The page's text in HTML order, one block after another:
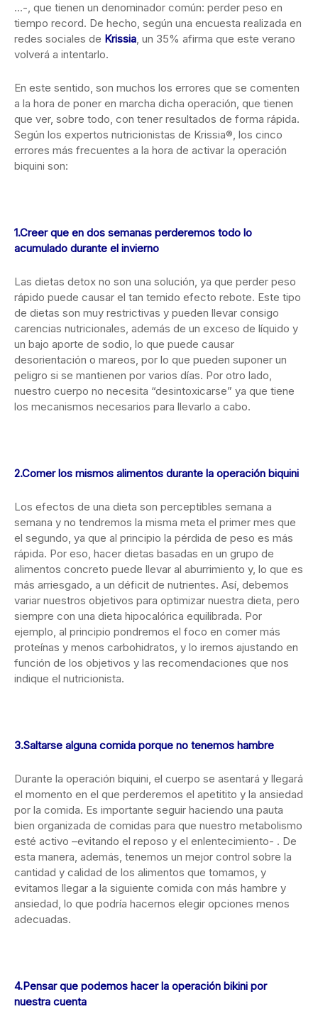
…-, que tienen un denominador común: perder peso en
tiempo record. De hecho, según una encuesta realizada en
redes sociales de Krissia, un 35% afirma que este verano
volverá a intentarlo.
En este sentido, son muchos los errores que se comenten
a la hora de poner en marcha dicha operación, que tienen
que ver, sobre todo, con tener resultados de forma rápida.
Según los expertos nutricionistas de Krissia®, los cinco
errores más frecuentes a la hora de activar la operación
biquini son:
1.Creer que en dos semanas perderemos todo lo
acumulado durante el invierno
Las dietas detox no son una solución, ya que perder peso
rápido puede causar el tan temido efecto rebote. Este tipo
de dietas son muy restrictivas y pueden llevar consigo
carencias nutricionales, además de un exceso de líquido y
un bajo aporte de sodio, lo que puede causar
desorientación o mareos, por lo que pueden suponer un
peligro si se mantienen por varios días. Por otro lado,
nuestro cuerpo no necesita “desintoxicarse” ya que tiene
los mecanismos necesarios para llevarlo a cabo.
2.Comer los mismos alimentos durante la operación biquini
Los efectos de una dieta son perceptibles semana a
semana y no tendremos la misma meta el primer mes que
el segundo, ya que al principio la pérdida de peso es más
rápida. Por eso, hacer dietas basadas en un grupo de
alimentos concreto puede llevar al aburrimiento y, lo que es
más arriesgado, a un déficit de nutrientes. Así, debemos
variar nuestros objetivos para optimizar nuestra dieta, pero
siempre con una dieta hipocalórica equilibrada. Por
ejemplo, al principio pondremos el foco en comer más
proteínas y menos carbohidratos, y lo iremos ajustando en
función de los objetivos y las recomendaciones que nos
indique el nutricionista.
3.Saltarse alguna comida porque no tenemos hambre
Durante la operación biquini, el cuerpo se asentará y llegará
el momento en el que perderemos el apetitito y la ansiedad
por la comida. Es importante seguir haciendo una pauta
bien organizada de comidas para que nuestro metabolismo
esté activo –evitando el reposo y el enlentecimiento- . De
esta manera, además, tenemos un mejor control sobre la
cantidad y calidad de los alimentos que tomamos, y
evitamos llegar a la siguiente comida con más hambre y
ansiedad, lo que podría hacernos elegir opciones menos
adecuadas.
4.Pensar que podemos hacer la operación bikini por
nuestra cuenta